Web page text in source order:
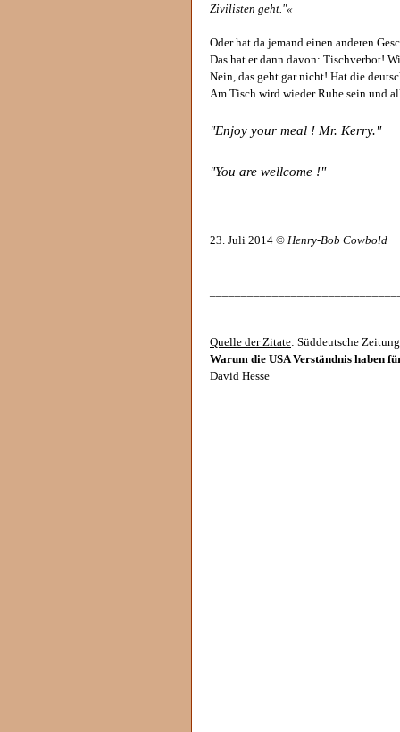
Zivilisten geht."«
Oder hat da jemand einen anderen
Das hat er dann davon: Tischverbot!
Nein, das geht gar nicht! Hat die
Am Tisch wird wieder Ruhe sein und
"Enjoy your meal ! Mr. Kerry."
"You are wellcome !"
23. Juli 2014 © Henry-Bob Cowbold
Quelle der Zitate: Süddeutsche
Warum die USA Verständnis haben
David Hesse